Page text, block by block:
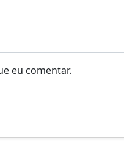
eu comentar.